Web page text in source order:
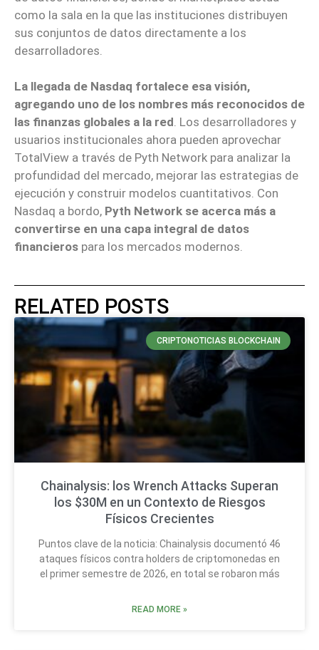
como la sala en la que las instituciones distribuyen
sus conjuntos de datos directamente a los
desarrolladores.
La llegada de Nasdaq fortalece esa visión,
agregando uno de los nombres más reconocidos de
las finanzas globales a la red. Los desarrolladores y
usuarios institucionales ahora pueden aprovechar
TotalView a través de Pyth Network para analizar la
profundidad del mercado, mejorar las estrategias de
ejecución y construir modelos cuantitativos. Con
Nasdaq a bordo, Pyth Network se acerca más a
convertirse en una capa integral de datos
financieros para los mercados modernos.
RELATED POSTS
CRIPTONOTICIAS BLOCKCHAIN
Chainalysis: los Wrench Attacks Superan
los $30M en un Contexto de Riesgos
Físicos Crecientes
Puntos clave de la noticia: Chainalysis documentó 46
ataques físicos contra holders de criptomonedas en
el primer semestre de 2026, en total se robaron más
READ MORE »